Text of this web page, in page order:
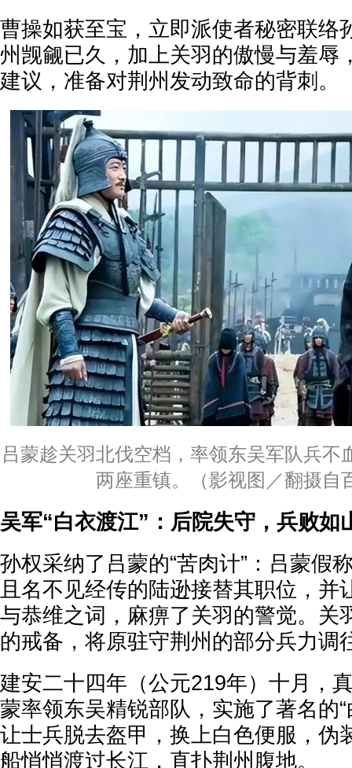
曹操如获至宝，立即派使者秘密联络
州觊觎已久，加上关羽的傲慢与羞辱
建议，准备对荆州发动致命的背刺。
吕蒙趁关羽北伐空档，率领东吴军队兵不
两座重镇。（影视图／翻摄自
吴军“白衣渡江”：后院失守，兵败如
孙权采纳了吕蒙的“苦肉计”：吕蒙假
且名不见经传的陆逊接替其职位，并
与恭维之词，麻痹了关羽的警觉。关
的戒备，将原驻守荆州的部分兵力调
建安二十四年（公元219年）十月，
蒙率领东吴精锐部队，实施了著名的
让士兵脱去盔甲，换上白色便服，伪
船悄悄渡过长江，直扑荆州腹地。